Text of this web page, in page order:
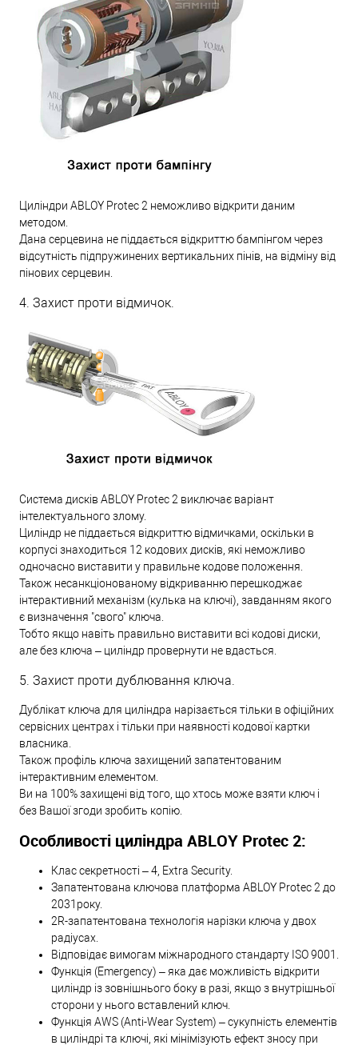
Циліндри ABLOY Protec 2 неможливо відкрити даним
методом.
Дана серцевина не піддається відкриттю бампінгом через
відсутність підпружинених вертикальних пінів, на відміну від
пінових серцевин.
4. Захист проти відмичок.
Система дисків ABLOY Protec 2 виключає варіант
інтелектуального злому.
Циліндр не піддається відкриттю відмичками, оскільки в
корпусі знаходиться 12 кодових дисків, які неможливо
одночасно виставити у правильне кодове положення.
Також несанкціонованому відкриванню перешкоджає
інтерактивний механізм (кулька на ключі), завданням якого
є визначення "свого" ключа.
Тобто якщо навіть правильно виставити всі кодові диски,
але без ключа – циліндр провернути не вдасться.
5. Захист проти дублювання ключа.
Дублікат ключа для циліндра нарізається тільки в офіційних
сервісних центрах і тільки при наявності кодової картки
власника.
Також профіль ключа захищений запатентованим
інтерактивним елементом.
Ви на 100% захищені від того, що хтось може взяти ключ і
без Вашої згоди зробить копію.
Особливості циліндра ABLOY Protec 2:
Клас секретності – 4, Extra Security.
Запатентована ключова платформа ABLOY Protec 2 до
2031року.
2R-запатентована технологія нарізки ключа у двох
радіусах.
Відповідає вимогам міжнародного стандарту ISO 9001.
Функція (Emergency) – яка дає можливість відкрити
циліндр із зовнішнього боку в разі, якщо з внутрішньої
сторони у нього вставлений ключ.
Функція AWS (Anti-Wear System) – сукупність елементів
в циліндрі та ключі, які мінімізують ефект зносу при